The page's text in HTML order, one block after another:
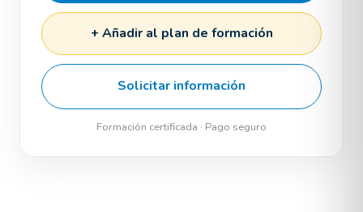
+ Añadir al plan de formación
Solicitar información
Formación certificada · Pago seguro